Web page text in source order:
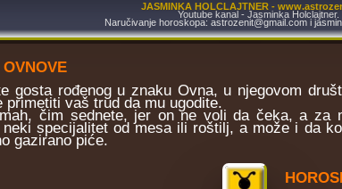
JASMINKA HOLCLAJTNER -
Youtube kanal - Jasminka Holclajtner.
Naručivanje horoskopa: astrozenit@gmail.com i
gosta rođenog u znaku Ovna, u njegovom
primetiti vaš trud da mu ugodite.
čim sednete, jer on ne voli da čeka, a
specijalitet od mesa ili roštilj, a može i da
gazirano piće.